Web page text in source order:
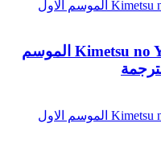
انمي قاتل الشياطين Kimetsu no Yaiba الموسم